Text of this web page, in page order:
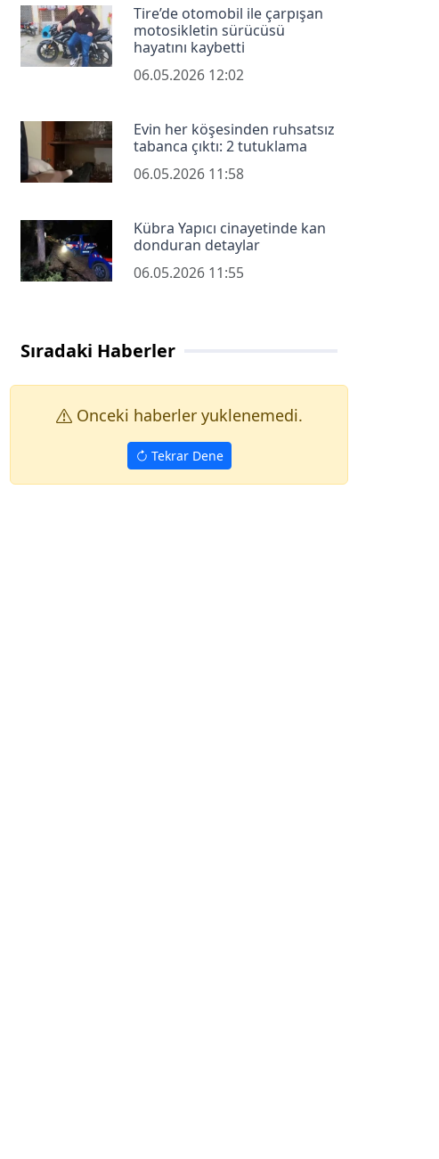
Tire’de otomobil ile çarpışan
motosikletin sürücüsü
hayatını kaybetti
06.05.2026 12:02
Evin her köşesinden ruhsatsız
tabanca çıktı: 2 tutuklama
06.05.2026 11:58
Kübra Yapıcı cinayetinde kan
donduran detaylar
06.05.2026 11:55
Sıradaki Haberler
Onceki haberler yuklenemedi.
Tekrar Dene